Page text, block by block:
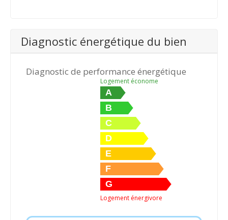
Diagnostic énergétique du bien
Diagnostic de performance énergétique
Logement économe
A
B
C
D
E
F
G
Logement énergivore